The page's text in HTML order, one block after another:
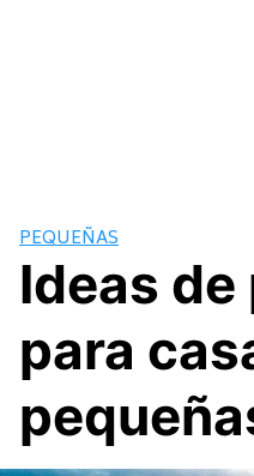
PEQUEÑAS
Ideas
para